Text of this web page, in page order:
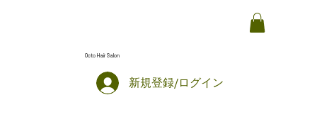
Octo Hair Salon
新規登録/ログイン